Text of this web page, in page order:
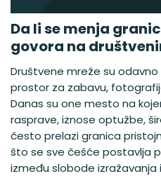
Da li se menja
govora na
Društvene mreže su
prostor za zabavu,
Danas su one mesto na
rasprave, iznose optužbe,
često prelazi granica
što se sve češće postavlja
između slobode